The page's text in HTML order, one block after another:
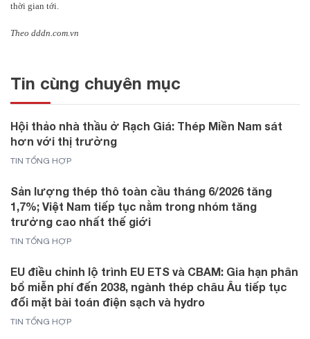
thời gian tới.
Theo dddn.com.vn
Tin cùng chuyên mục
Hội thảo nhà thầu ở Rạch Giá: Thép Miền Nam sát
hơn với thị trường
TIN TỔNG HỢP
Sản lượng thép thô toàn cầu tháng 6/2026 tăng
1,7%; Việt Nam tiếp tục nằm trong nhóm tăng
trưởng cao nhất thế giới
TIN TỔNG HỢP
EU điều chỉnh lộ trình EU ETS và CBAM: Gia hạn phân
bổ miễn phí đến 2038, ngành thép châu Âu tiếp tục
đối mặt bài toán điện sạch và hydro
TIN TỔNG HỢP